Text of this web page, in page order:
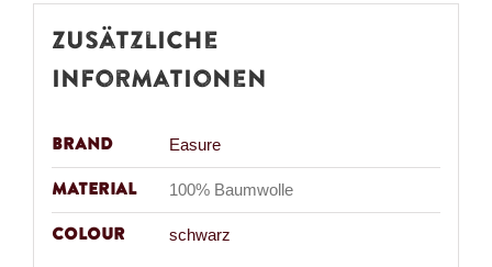
Zusätzliche
Informationen
Brand Easure
Material 100% Baumwolle
Colour schwarz